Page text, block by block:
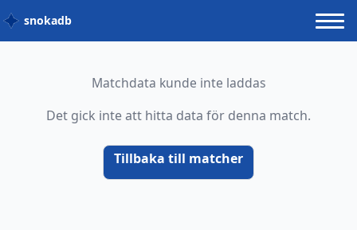
snokadb
Matchdata kunde inte laddas
Det gick inte att hitta data för denna match.
Tillbaka till matcher